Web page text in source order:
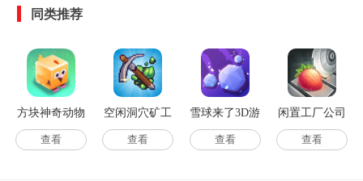
同类推荐
方块神奇动物
安卓直装版
查看
空闲洞穴矿工
(IdleMiner)手游
查看
雪球来了3D游
戏官方版
查看
闲置工厂公司
手游无广告版
查看